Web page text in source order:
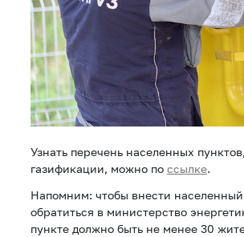
Узнать перечень населенных
газификации, можно по ссылке.
Напомним: чтобы внести
обратиться в министерство
пункте должно быть не менее 30